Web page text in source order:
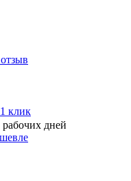
клик
дней